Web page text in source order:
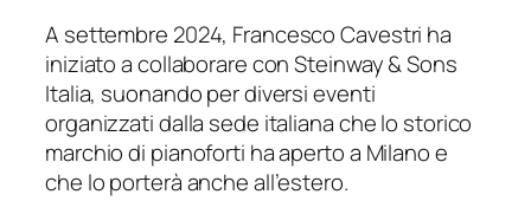
A settembre 2024, Francesco Cavestri ha
iniziato a collaborare con Steinway & Sons
Italia, suonando per diversi eventi
organizzati dalla sede italiana che lo storico
marchio di pianoforti ha aperto a Milano e
che lo porterà anche all’estero.